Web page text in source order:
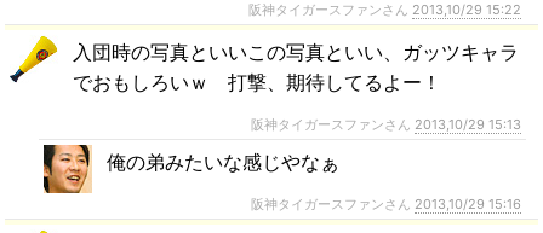
阪神タイガースファンさん 2013,10/29 15:22
入団時の写真といいこの写真といい、ガッツキャラ
でおもしろいｗ 打撃、期待してるよー！
阪神タイガースファンさん 2013,10/29 15:13
俺の弟みたいな感じやなぁ
阪神タイガースファンさん 2013,10/29 15:16